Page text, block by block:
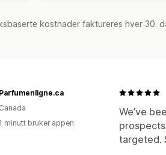
kostnader faktureres hver 30.
We’ve
targeted.
Parfumenligne.ca
Canada
1 minutt bruker appen